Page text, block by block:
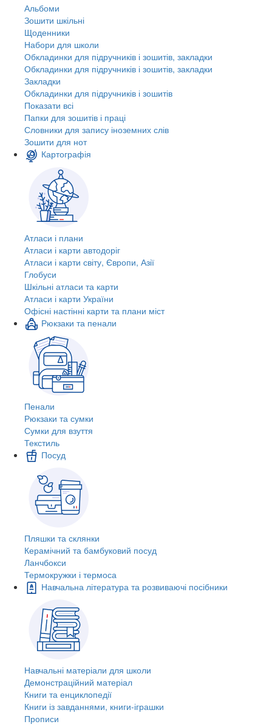
Альбоми
Зошити шкільні
Щоденники
Набори для школи
Обкладинки для підручників і зошитів, закладки
Обкладинки для підручників і зошитів, закладки
Закладки
Обкладинки для підручників і зошитів
Показати всі
Папки для зошитів і праці
Словники для запису іноземних слів
Зошити для нот
Картографія
Атласи і плани
Атласи і карти автодоріг
Атласи і карти світу, Європи, Азії
Глобуси
Шкільні атласи та карти
Атласи і карти України
Офісні настінні карти та плани міст
Рюкзаки та пенали
Пенали
Рюкзаки та сумки
Сумки для взуття
Текстиль
Посуд
Пляшки та склянки
Керамічний та бамбуковий посуд
Ланчбокси
Термокружки і термоса
Навчальна література та розвиваючі посібники
Навчальні матеріали для школи
Демонстраційний матеріал
Книги та енциклопедії
Книги із завданнями, книги-іграшки
Прописи